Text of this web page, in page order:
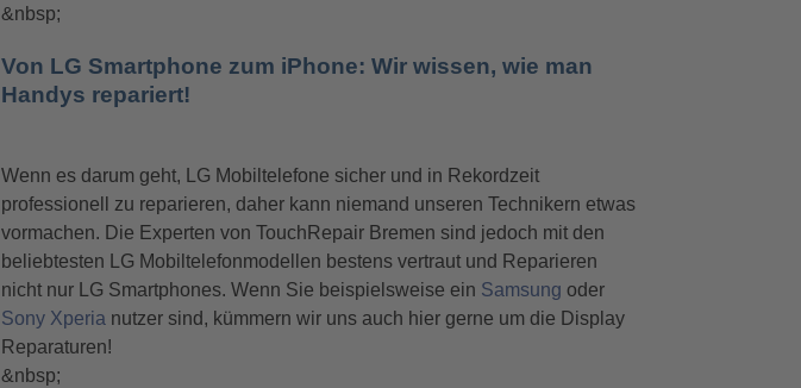
&nbsp;
Von LG Smartphone zum iPhone: Wir wissen, wie man
Handys repariert!
Wenn es darum geht, LG Mobiltelefone sicher und in Rekordzeit
professionell zu reparieren, daher kann niemand unseren Technikern etwas
vormachen. Die Experten von TouchRepair Bremen sind jedoch mit den
beliebtesten LG Mobiltelefonmodellen bestens vertraut und Reparieren
nicht nur LG Smartphones. Wenn Sie beispielsweise ein Samsung oder
Sony Xperia nutzer sind, kümmern wir uns auch hier gerne um die Display
Reparaturen!
&nbsp;